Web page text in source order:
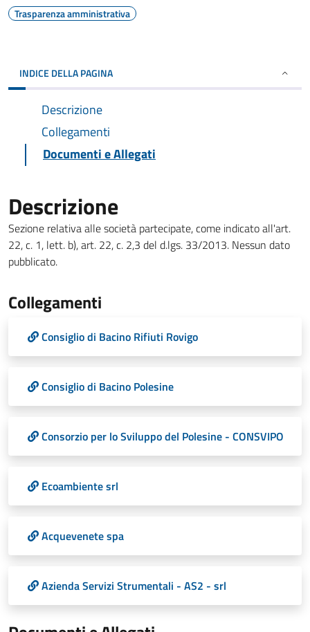
Trasparenza amministrativa
INDICE DELLA PAGINA
Descrizione
Collegamenti
Documenti e Allegati
Descrizione
Sezione relativa alle società partecipate, come indicato all'art.
22, c. 1, lett. b), art. 22, c. 2,3 del d.lgs. 33/2013. Nessun dato
pubblicato.
Collegamenti
Consiglio di Bacino Rifiuti Rovigo
Consiglio di Bacino Polesine
Consorzio per lo Sviluppo del Polesine - CONSVIPO
Ecoambiente srl
Acquevenete spa
Azienda Servizi Strumentali - AS2 - srl